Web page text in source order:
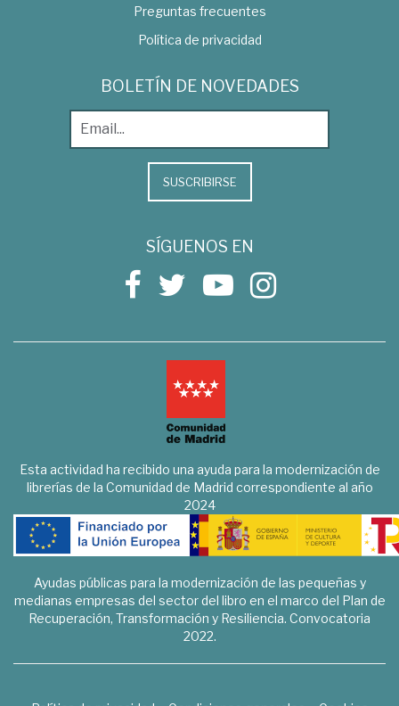
Preguntas frecuentes
Política de privacidad
BOLETÍN DE NOVEDADES
SUSCRIBIRSE
SÍGUENOS EN
Esta actividad ha recibido una ayuda para la modernización de
librerías de la Comunidad de Madrid correspondiente al año
2024
Ayudas públicas para la modernización de las pequeñas y
medianas empresas del sector del libro en el marco del Plan de
Recuperación, Transformación y Resiliencia. Convocatoria
2022.